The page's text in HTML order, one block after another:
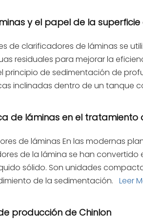
y el papel de la
de clarificadores de láminas se
residuales para mejorar la
principio de sedimentación de
inclinadas dentro de un tanque
de láminas en el tratamiento
de láminas En las modernas
de la lámina se han
sólido. Son unidades
de la sedimentación. Leer
producción de Chinlon